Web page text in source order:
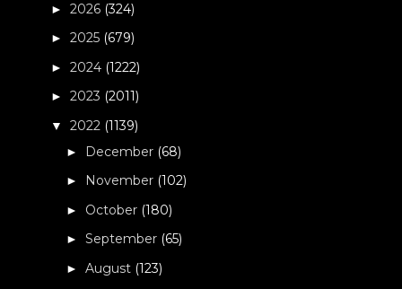
►2026 (324)
►2025 (679)
►2024 (1222)
►2023 (2011)
▼2022 (1139)
► December (68)
► November (102)
► October (180)
►September (65)
►August (123)